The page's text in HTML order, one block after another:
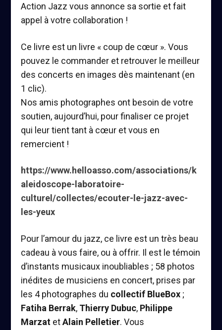
Action Jazz vous annonce sa sortie et fait
appel à votre collaboration !
Ce livre est un livre « coup de cœur ». Vous
pouvez le commander et retrouver le meilleur
des concerts en images dès maintenant (en
1 clic).
Nos amis photographes ont besoin de votre
soutien, aujourd’hui, pour finaliser ce projet
qui leur tient tant à cœur et vous en
remercient !
https://www.helloasso.com/associations/k
aleidoscope-laboratoire-
culturel/collectes/ecouter-le-jazz-avec-
les-yeux
Pour l’amour du jazz, ce livre est un très beau
cadeau à vous faire, ou à offrir. Il est le témoin
d’instants musicaux inoubliables ; 58 photos
inédites de musiciens en concert, prises par
les 4 photographes du collectif BlueBox ;
Fatiha Berrak, Thierry Dubuc, Philippe
Marzat etAlain Pelletier. Vous